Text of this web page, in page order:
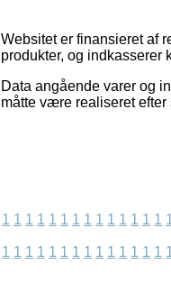
Websitet er finansieret af
produkter, og indkasserer
Data angående varer og
måtte være realiseret
1 1 1 1 1 1 1 1 1 1 1 1 1 1
1 1 1 1 1 1 1 1 1 1 1 1 1 1